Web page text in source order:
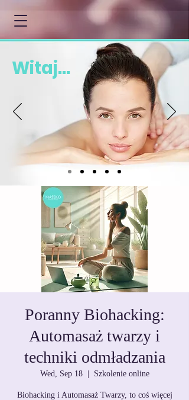
Witaj...
Poranny Biohacking:
Automasaż twarzy i
techniki odmładzania
Wed, Sep 18
  |
Szkolenie online
Biohacking i Automasaż Twarzy, to coś więcej